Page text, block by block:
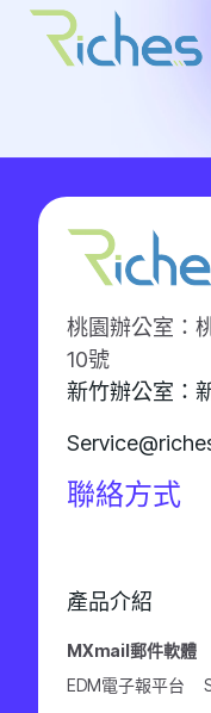
桃園辦公室：
10號
新竹辦公室：
聯絡方式
產品介紹
MXmail郵件軟體
EDM電子報平台